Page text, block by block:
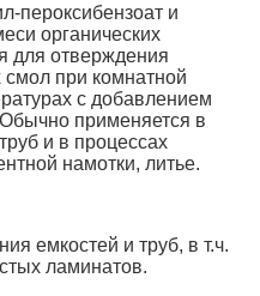
пероксибензоат и
органических
для отверждения
при комнатной
с добавлением
применяется в
и в процессах
намотки, литье.
емкостей и труб, в т.ч.
ламинатов.